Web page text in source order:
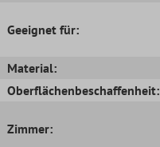
Geeignet für:
Material:
Oberflächenbeschaffenheit:
Zimmer: